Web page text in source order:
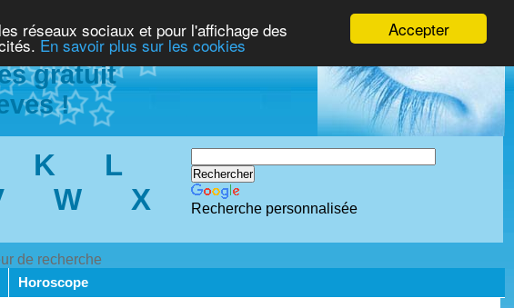
Accepter
réseaux sociaux et pour l'affichage des
En savoir plus sur les cookies
gratuit
!
K
L
W
X
de recherche
Recherche personnalisée
Horoscope